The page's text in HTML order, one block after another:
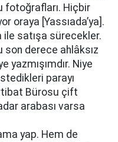
fotoğrafları. Hiçbir
oraya [Yassıada’ya].
ile satışa sürecekler.
son derece ahlâksız
yazmışımdır. Niye
parayı
Bürosu çift
arabası varsa
yap. Hem de